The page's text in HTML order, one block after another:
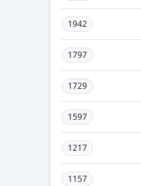
1942
1797
1729
1597
1217
1157